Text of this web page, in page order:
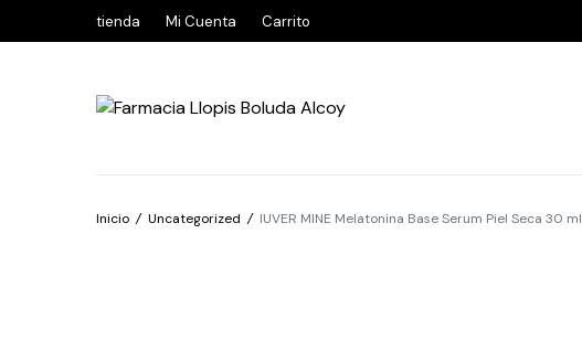
tienda Mi Cuenta Carrito
Inicio / Uncategorized / IUVER MINE Melatonina Base Serum Piel Seca 30 ml